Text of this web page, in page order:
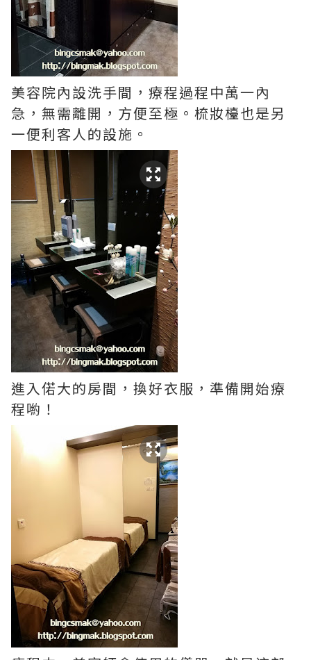
美容院內設洗手間，療程過程中萬一內
急，無需離開，方便至極。梳妝檯也是另
一便利客人的設施。
進入偌大的房間，換好衣服，準備開始療
程喲！